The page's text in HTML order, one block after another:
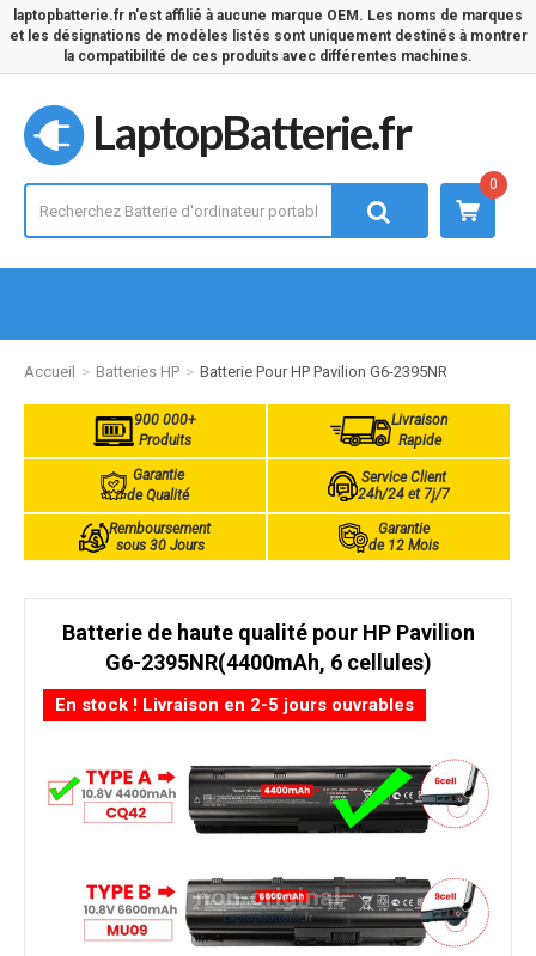
laptopbatterie.fr n'est affilié à aucune marque OEM. Les noms de marques
et les désignations de modèles listés sont uniquement destinés à montrer
la compatibilité de ces produits avec différentes machines.
LaptopBatterie.fr
0
Accueil Batteries HP Batterie Pour HP Pavilion G6-2395NR
900 000+
Produits
Livraison
Rapide
Garantie
de Qualité
Service Client
24h/24 et 7j/7
Remboursement
sous 30 Jours
Garantie
de 12 Mois
Batterie de haute qualité pour HP Pavilion
G6-2395NR(4400mAh, 6 cellules)
En stock ! Livraison en 2-5 jours ouvrables